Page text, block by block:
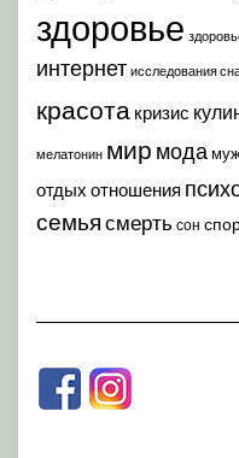
здоровье
интернет исследования
красота кризис
мелатонин мир мода
отдых отношения
семья смерть сон